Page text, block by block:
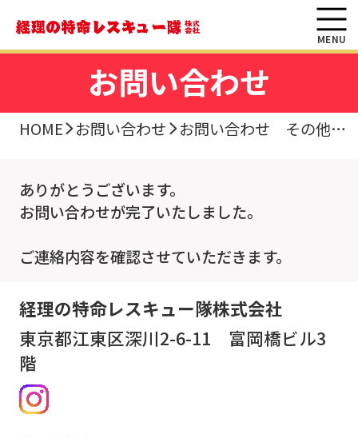
MENU
お問い合わせ
HOME お問い合わせ お問い合わせ その他完了
ありがとうございます。
お問い合わせが完了いたしました。
ご連絡内容を確認させていただきます。
経理の特命レスキュー隊株式会社
東京都江東区深川2-6-11 富岡橋ビル3
階